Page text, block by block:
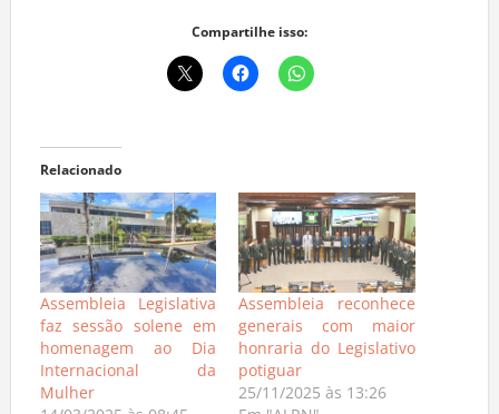
Compartilhe isso:
Relacionado
Assembleia Legislativa
faz sessão solene em
homenagem ao Dia
Internacional da
Mulher
Assembleia reconhece
generais com maior
honraria do Legislativo
potiguar
25/11/2025 às 13:26